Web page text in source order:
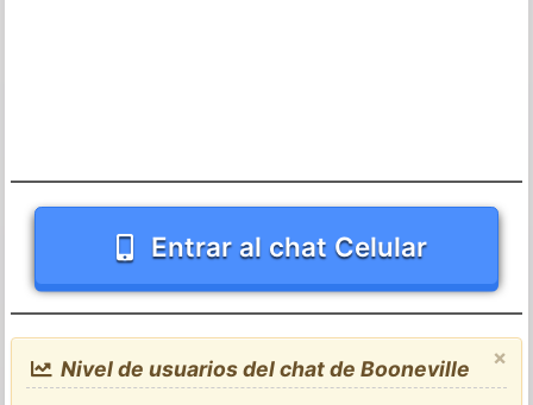
Entrar al chat Celular
×
Nivel de usuarios del chat de Booneville